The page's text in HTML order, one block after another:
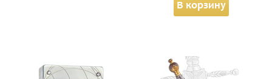
В корзину